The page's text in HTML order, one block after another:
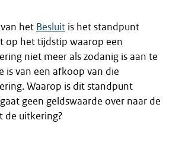
van het Besluit is het standpunt
op het tijdstip waarop een
niet meer als zodanig is aan te
is van een afkoop van die
Waarop is dit standpunt
geen geldswaarde over naar de
de uitkering?